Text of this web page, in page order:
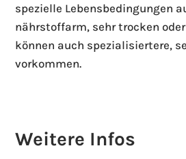
spezielle Lebensbedingungen
nährstoffarm, sehr trocken
können auch spezialisiertere,
vorkommen.
Weitere Infos